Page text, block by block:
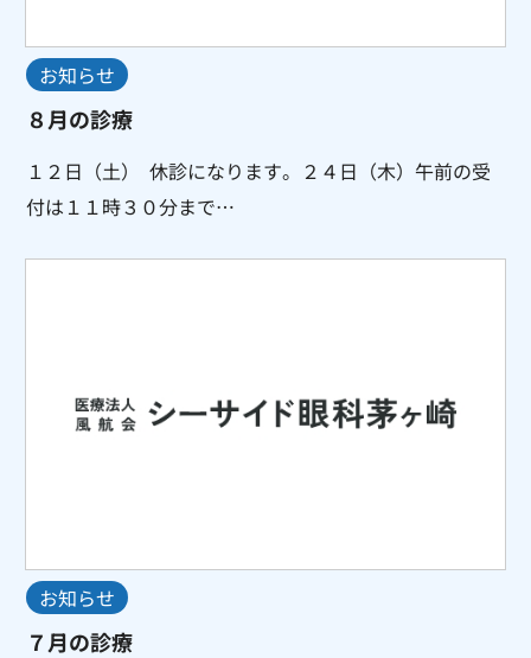
お知らせ
８月の診療
１２日（土） 休診になります。２４日（木）午前の受
付は１１時３０分まで…
お知らせ
７月の診療